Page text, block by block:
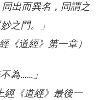
出而異名，同謂之
之門。」
《道經》第一章）
為……」
《道經》最後一